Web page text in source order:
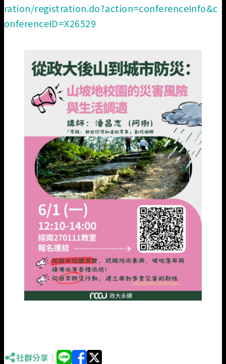
ration/registration.do?action=conferenceInfo&c
onferenceID=X26529
社群分享｜